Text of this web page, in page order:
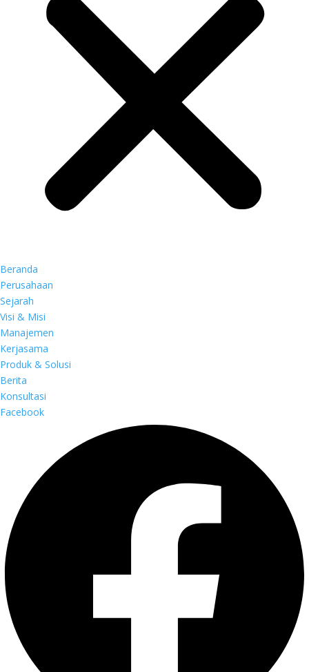
Beranda
Perusahaan
Sejarah
Visi & Misi
Manajemen
Kerjasama
Produk & Solusi
Berita
Konsultasi
Facebook